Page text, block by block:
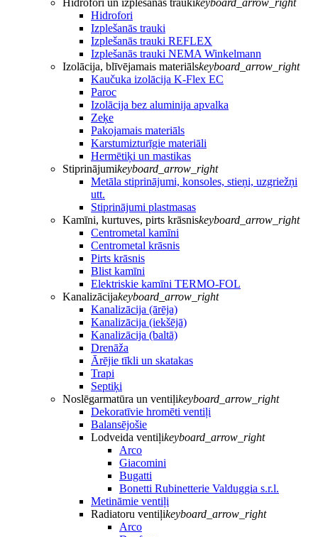
Hidrofori un izplešanās traukikeyboard_arrow_right
Hidrofori
Izplešanās trauki
Izplešanās trauki REFLEX
Izplešanās trauki NEMA Winkelmann
Izolācija, blīvējamais materiālskeyboard_arrow_right
Kaučuka izolācija K-Flex EC
Paroc
Izolācija bez aluminija apvalka
Zeķe
Pakojamais materiāls
Karstumizturīgie materiāli
Hermētiķi un mastikas
Stiprinājumikeyboard_arrow_right
Metāla stiprinājumi, konsoles, stieņi, uzgriežņi
utt.
Stiprinājumi plastmasas
Kamīni, kurtuves, pirts krāsniskeyboard_arrow_right
Centrometal kamīni
Centrometal krāsnis
Pirts krāsnis
Blist kamīni
Elektriskie kamīni TERMO-FOL
Kanalizācijakeyboard_arrow_right
Kanalizācija (ārēja)
Kanalizācija (iekšējā)
Kanalizācija (baltā)
Drenāža
Ārējie tīkli un skatakas
Trapi
Septiķi
Noslēgarmatūra un ventiļikeyboard_arrow_right
Dekoratīvie hromēti ventiļi
Balansējošie
Lodveida ventiļikeyboard_arrow_right
Arco
Giacomini
Bugatti
Bonetti Rubinetterie Valduggia s.r.l.
Metināmie ventiļi
Radiatoru ventiļikeyboard_arrow_right
Arco